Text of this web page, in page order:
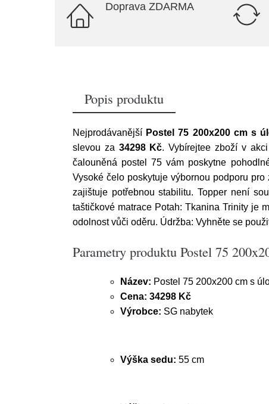
Doprava ZDARMA
Popis produktu
Nejprodávanější Postel 75 200x200 cm s
slevou za 34298 Kč. Vybírejtee zboží v
čalouněná postel 75 vám poskytne
Vysoké čelo poskytuje výbornou podporu
zajištuje potřebnou stabilitu. Topper není
taštičkové matrace Potah: Tkanina Trinity je
odolnost vůči oděru. Údržba: Vyhněte se
Parametry produktu Postel 75
Název: Postel 75 200x200 cm s
Cena: 34298 Kč
Výrobce: SG nabytek
Výška sedu: 55 cm